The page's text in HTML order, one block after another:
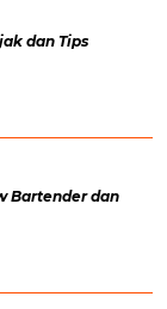
dan Tips
Bartender dan